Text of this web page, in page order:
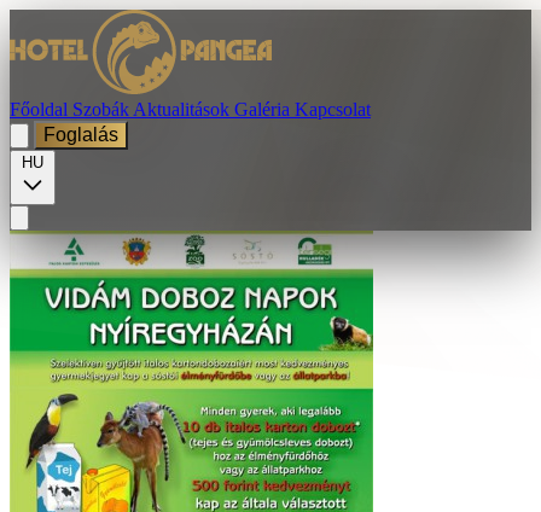
Főoldal Szobák Aktualitások Galéria Kapcsolat
Foglalás
HU